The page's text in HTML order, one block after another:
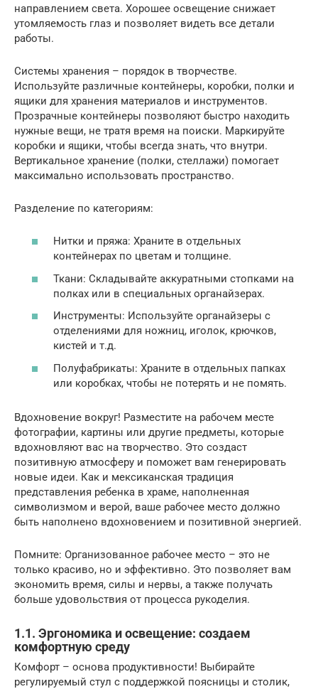
направлением света. Хорошее освещение снижает
утомляемость глаз и позволяет видеть все детали
работы.
Системы хранения – порядок в творчестве.
Используйте различные контейнеры, коробки, полки и
ящики для хранения материалов и инструментов.
Прозрачные контейнеры позволяют быстро находить
нужные вещи, не тратя время на поиски. Маркируйте
коробки и ящики, чтобы всегда знать, что внутри.
Вертикальное хранение (полки, стеллажи) помогает
максимально использовать пространство.
Разделение по категориям:
Нитки и пряжа: Храните в отдельных
контейнерах по цветам и толщине.
Ткани: Складывайте аккуратными стопками на
полках или в специальных органайзерах.
Инструменты: Используйте органайзеры с
отделениями для ножниц, иголок, крючков,
кистей и т.д.
Полуфабрикаты: Храните в отдельных папках
или коробках, чтобы не потерять и не помять.
Вдохновение вокруг! Разместите на рабочем месте
фотографии, картины или другие предметы, которые
вдохновляют вас на творчество. Это создаст
позитивную атмосферу и поможет вам генерировать
новые идеи. Как и мексиканская традиция
представления ребенка в храме, наполненная
символизмом и верой, ваше рабочее место должно
быть наполнено вдохновением и позитивной энергией.
Помните: Организованное рабочее место – это не
только красиво, но и эффективно. Это позволяет вам
экономить время, силы и нервы, а также получать
больше удовольствия от процесса рукоделия.
1.1. Эргономика и освещение: создаем
комфортную среду
Комфорт – основа продуктивности! Выбирайте
регулируемый стул с поддержкой поясницы и столик,